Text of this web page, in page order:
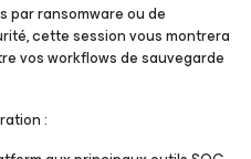
par ransomware ou de
cette session vous montrera
vos workflows de sauvegarde
: